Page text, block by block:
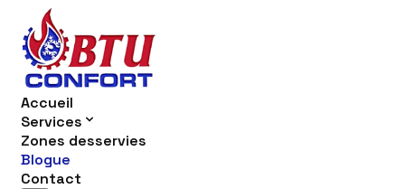
Accueil
Services
Zones desservies
Blogue
Contact